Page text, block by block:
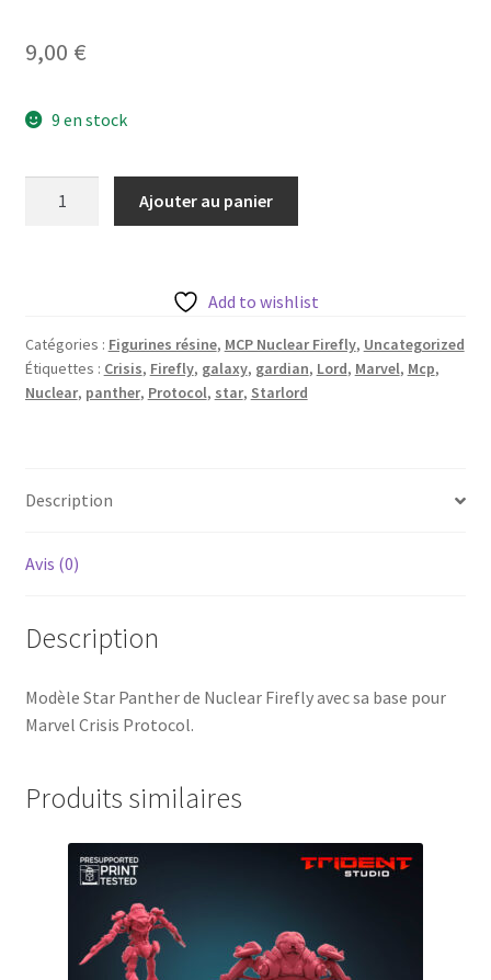
9,00 €
9 en stock
Ajouter au panier
Add to wishlist
Catégories : Figurines résine, MCP Nuclear Firefly, Uncategorized
Étiquettes : Crisis, Firefly, galaxy, gardian, Lord, Marvel, Mcp,
Nuclear, panther, Protocol, star, Starlord
Description
Avis (0)
Description
Modèle Star Panther de Nuclear Firefly avec sa base pour
Marvel Crisis Protocol.
Produits similaires